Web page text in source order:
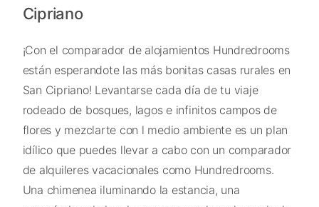
Cipriano
¡Con el comparador de alojamientos Hundredrooms
están esperandote las más bonitas casas rurales en
San Cipriano! Levantarse cada día de tu viaje
rodeado de bosques, lagos e infinitos campos de
flores y mezclarte con l medio ambiente es un plan
idílico que puedes llevar a cabo con un comparador
de alquileres vacacionales como Hundredrooms.
Una chimenea iluminando la estancia, una